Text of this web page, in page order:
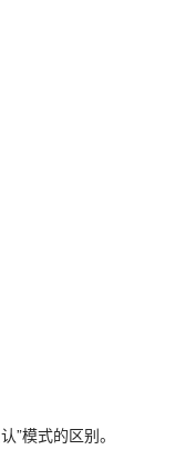
”模式的区别。